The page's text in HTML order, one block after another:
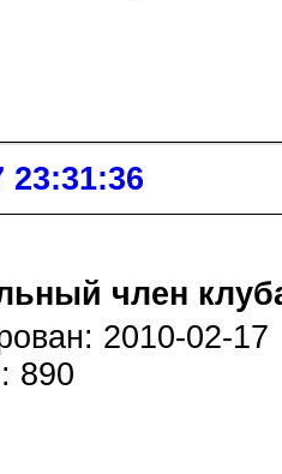
23:31:36
член
2010-02-17
890